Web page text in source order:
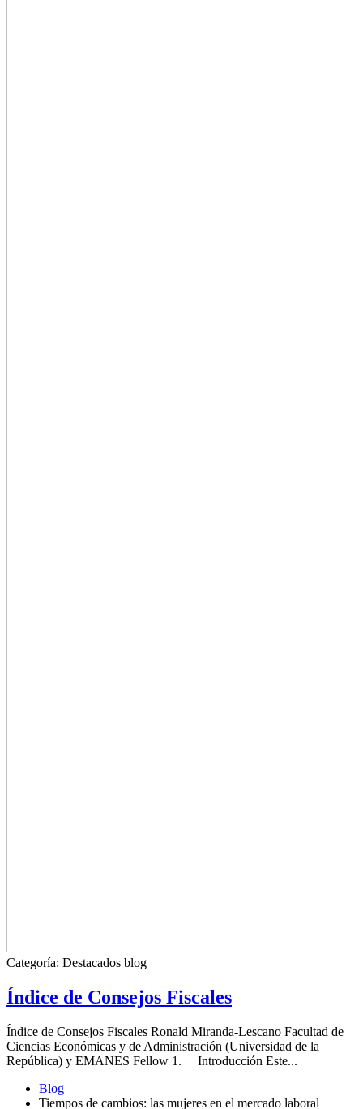
Categoría: Destacados blog
Índice de Consejos Fiscales
Índice de Consejos Fiscales Ronald Miranda-Lescano Facultad de
Ciencias Económicas y de Administración (Universidad de la
República) y EMANES Fellow 1. Introducción Este...
Blog
Tiempos de cambios: las mujeres en el mercado laboral